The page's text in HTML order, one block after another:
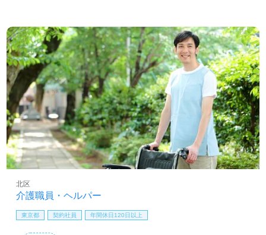
ある職場です。住宅手当、特定処遇改善加算手当、収入ア
ップや70歳就業を目指せる制度もおすすめポイント！『ご
利用者様のお役に立ちたい』『やりがいを感じながら働き
たい』『資格取得を目指している、専門知識を深めたい』
『モチベーション高く仕事をしたい』『転職で施設形態や
環境を変えて働きたい』等、介護職で輝くあなたのこれか
らを応援します！募集詳細等、担当コンサルタントよりご
案内します。お問い合わせも遠慮なくお願いします。
医療/福祉業界の正社員/パート求人探しは【ウィルオブ介
護】＊求人情報収集、将来的に検討の方も遠慮なく＊
LINE、メール、お電話などご希望に応じてお問い合わせ/ご
料サービスをご利用いただけます。＜非公開求人も取扱い
あり！＞"転職支援"のプロと一緒に転職活動！お問い合わ
せお待ちしております。
介護職員・ヘルパー
北区
東京都 契約社員 年間休日120日以上